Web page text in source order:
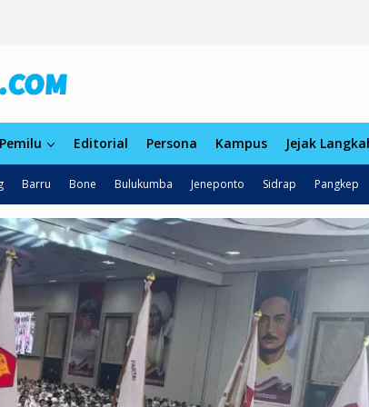
Pemilu Editorial Persona Kampus Jejak
Barru Bone Bulukumba Jeneponto Sidrap Pangkep